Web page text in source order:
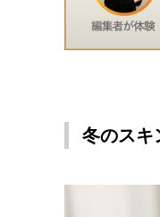
冬のスキ